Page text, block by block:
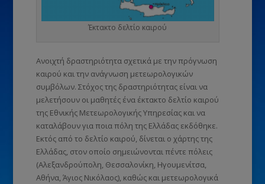
Έκτακτο δελτίο καιρού
Ανοιχτή δραστηριότητα σχετικά με την πρόγνωση
καιρού και την ανάγνωση μετεωρολογικών
συμβόλων. Στόχος της δραστηριότητας είναι να
μελετήσουν οι μαθητές ένα έκτακτο δελτίο καιρού
της Εθνικής Μετεωρολογικής Υπηρεσίας και να
καταλάβουν για ποια πόλη της Ελλάδας εκδόθηκε.
Εκτός από το δελτίο καιρού, δίνεται ο χάρτης της
Ελλάδας, στον οποίο σημειώνονται πέντε πόλεις
(Αλεξανδρούπολη, Θεσσαλονίκη, Ηγουμενίτσα,
Αθήνα, Άγιος Νικόλαος), καθώς και μετεωρολογικά